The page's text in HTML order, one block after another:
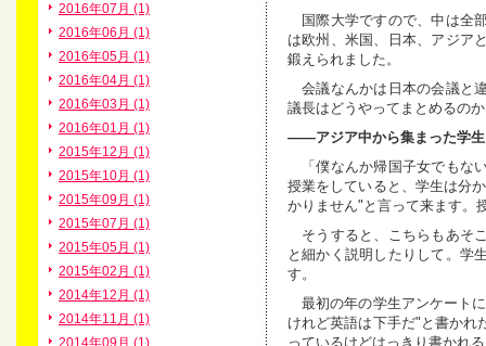
2016年07月 (1)
2016年06月 (1)
2016年05月 (1)
2016年04月 (1)
2016年03月 (1)
2016年01月 (1)
2015年12月 (1)
2015年10月 (1)
2015年09月 (1)
2015年07月 (1)
2015年05月 (1)
2015年02月 (1)
2014年12月 (1)
2014年11月 (1)
2014年09月 (1)
国際大学ですので、中は全
は欧州、米国、日本、アジア
鍛えられました。
会議なんかは日本の会議と
議長はどうやってまとめるの
――アジア中から集まった学生
「僕なんか帰国子女でもな
授業をしていると、学生は分
かりません"と言って来ます。
そうすると、こちらもあそ
と細かく説明したりして。学
す。
最初の年の学生アンケート
けれど英語は下手だ"と書かれ
っているけどはっきり書かれ